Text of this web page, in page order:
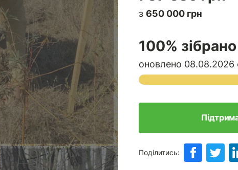
з 650 000 грн
100% зібрано
оновлено 08.08.2026
Поділитись: